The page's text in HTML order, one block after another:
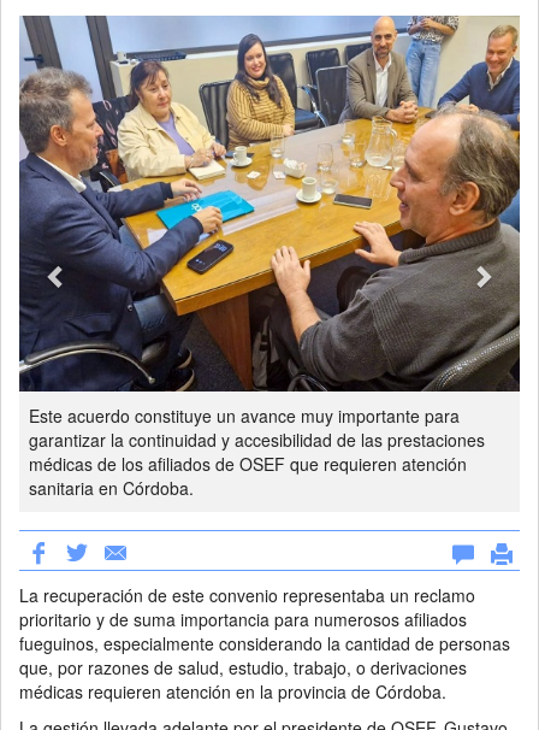
Este acuerdo constituye un avance muy importante para
garantizar la continuidad y accesibilidad de las prestaciones
médicas de los afiliados de OSEF que requieren atención
sanitaria en Córdoba.
Previous Next
La recuperación de este convenio representaba un reclamo
prioritario y de suma importancia para numerosos afiliados
fueguinos, especialmente considerando la cantidad de personas
que, por razones de salud, estudio, trabajo, o derivaciones
médicas requieren atención en la provincia de Córdoba.